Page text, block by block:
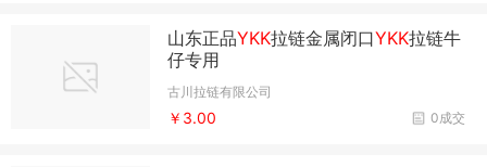
山东正品YKK拉链金属闭口YKK拉链牛
仔专用
古川拉链有限公司
0成交
￥3.00